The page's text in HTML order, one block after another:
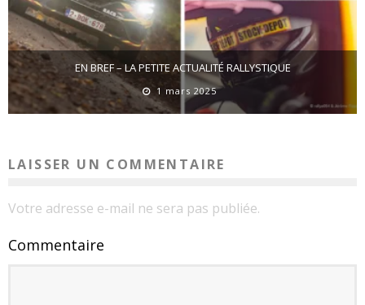
EN BREF – LA PETITE ACTUALITÉ RALLYSTIQUE
1 mars 2025
LAISSER UN COMMENTAIRE
Votre adresse e-mail ne sera pas publiée.
Commentaire